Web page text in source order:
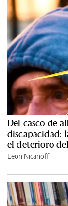
Del casco de
discapacidad:
el deterioro
León Nicanoff